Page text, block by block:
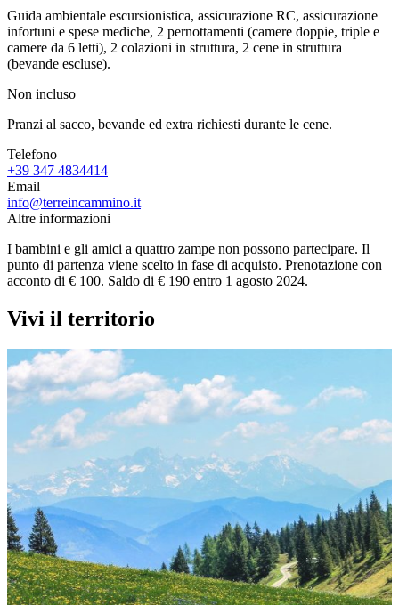
Guida ambientale escursionistica, assicurazione RC, assicurazione
infortuni e spese mediche, 2 pernottamenti (camere doppie, triple e
camere da 6 letti), 2 colazioni in struttura, 2 cene in struttura
(bevande escluse).
Non incluso
Pranzi al sacco, bevande ed extra richiesti durante le cene.
Telefono
+39 347 4834414
Email
info@terreincammino.it
Altre informazioni
I bambini e gli amici a quattro zampe non possono partecipare. Il
punto di partenza viene scelto in fase di acquisto. Prenotazione con
acconto di € 100. Saldo di € 190 entro 1 agosto 2024.
Vivi il territorio
Musei